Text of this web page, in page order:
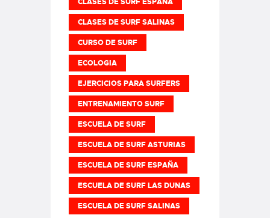
CLASES DE SURF ESPAÑA
CLASES DE SURF SALINAS
CURSO DE SURF
ECOLOGIA
EJERCICIOS PARA SURFERS
ENTRENAMIENTO SURF
ESCUELA DE SURF
ESCUELA DE SURF ASTURIAS
ESCUELA DE SURF ESPAÑA
ESCUELA DE SURF LAS DUNAS
ESCUELA DE SURF SALINAS